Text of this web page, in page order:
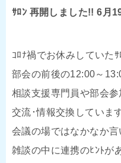
ｻﾛﾝ 再開しました!! 6月
ｺﾛﾅ禍でお休みしていた
部会の前後の12:00～
相談支援専門員や部会
交流･情報交換していま
会議の場ではなかなか言
雑談の中に連携のﾋﾝﾄが